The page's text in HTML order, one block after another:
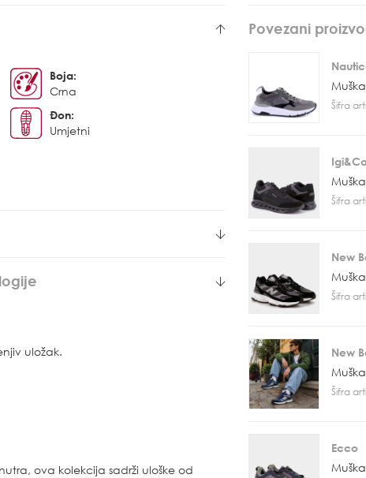
Boja:
Crna
Đon:
Umjetni
uložak.
ova kolekcija sadrži uloške od
Povezani
Šifra
Šifra
New
Šifra
New
Šifra
Ecco